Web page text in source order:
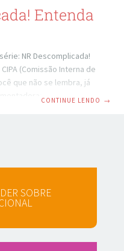
Entenda
NR Descomplicada!
(Comissão Interna de
que não se lembra, já
NR 1 –
CONTINUE LENDO →
SOBRE